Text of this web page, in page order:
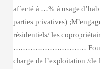
affecté à …% à usage
parties privatives)
résidentiels/ les
…………………………
charge de l’exploitation /